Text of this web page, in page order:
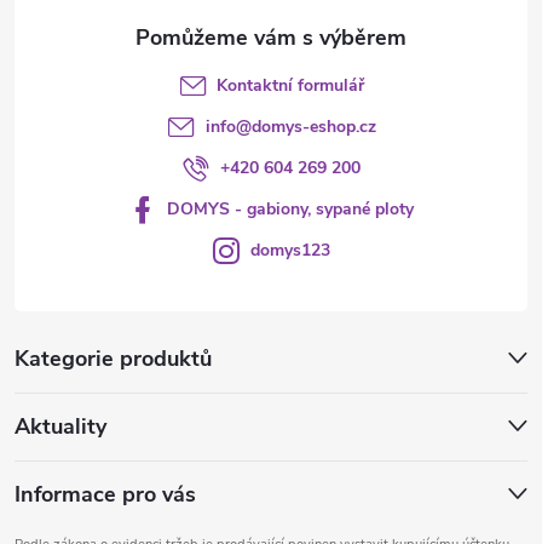
Kategorie produktů
Aktuality
Informace pro vás
Kontaktní formulář
info@domys-eshop.cz
+420 604 269 200
DOMYS - gabiony, sypané ploty
domys123